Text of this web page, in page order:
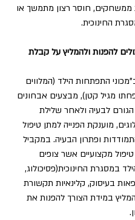
ממשחקים, חוסר רצון מתמשך או
החינוכית.
להפנות ולהמליץ על קבלת
התפתחות הילד (המלווים
מגיל קטן), מבצעים אבחונים
לבעיה ולאחר שלילת
מוענקת הפנייה למתן טיפול
ופתרון הבעיה. במקביל
טיפול מקצועיים אשר צופים
במסגרת החינוכית(פסיכולוג,
בעיסוק, קלינאיות תקשורת
במידת הצורך להפנות את